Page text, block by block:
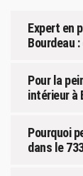
Expert en
Bourdeau
Pour la
intérieur à
Pourquoi
dans le